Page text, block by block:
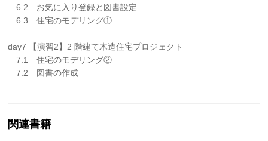
6.2 お気に入り登録と図書設定
6.3 住宅のモデリング①
day7 【演習2】2 階建て木造住宅プロジェクト
7.1 住宅のモデリング②
7.2 図書の作成
関連書籍